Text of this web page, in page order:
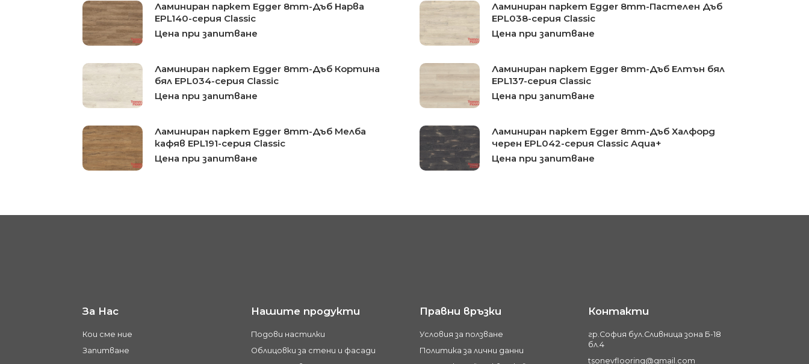
Ламиниран паркет Egger 8mm-Дъб Нарва
EPL140-серия Classic
Цена при запитване
Ламиниран паркет Egger 8mm-Пастелен Дъб
EPL038-серия Classic
Цена при запитване
Ламиниран паркет Egger 8mm-Дъб Кортина
бял EPL034-серия Classic
Цена при запитване
Ламиниран паркет Egger 8mm-Дъб Елтън бял
EPL137-серия Classic
Цена при запитване
Ламиниран паркет Egger 8mm-Дъб Мелба
кафяв EPL191-серия Classic
Цена при запитване
Ламиниран паркет Egger 8mm-Дъб Халфорд
черен EPL042-серия Classic Aqua+
Цена при запитване
За Нас
Кои сме ние
Запитване
Нашите продукти
Подови настилки
Облицовки за стени и фасади
Правни връзки
Условия за ползване
Политика за лични данни
Контакти
гр.София бул.Сливница зона Б-18
бл.4
tsonevflooring@gmail.com